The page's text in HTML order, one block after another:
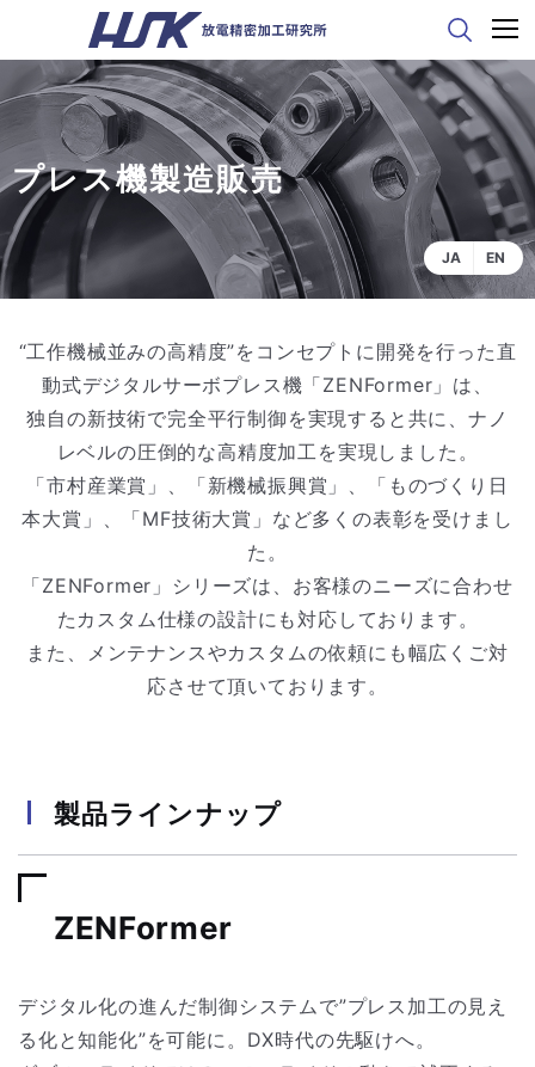
プレス機製造販売
JA EN
“工作機械並みの高精度”をコンセプトに開発を行った直
動式デジタルサーボプレス機「ZENFormer」は、
独自の新技術で完全平行制御を実現すると共に、ナノ
レベルの圧倒的な高精度加工を実現しました。
「市村産業賞」、「新機械振興賞」、「ものづくり日
本大賞」、「MF技術大賞」など多くの表彰を受けまし
た。
「ZENFormer」シリーズは、お客様のニーズに合わせ
たカスタム仕様の設計にも対応しております。
また、メンテナンスやカスタムの依頼にも幅広くご対
応させて頂いております。
製品ラインナップ
ZENFormer
デジタル化の進んだ制御システムで”プレス加工の見え
る化と知能化”を可能に。DX時代の先駆けへ。